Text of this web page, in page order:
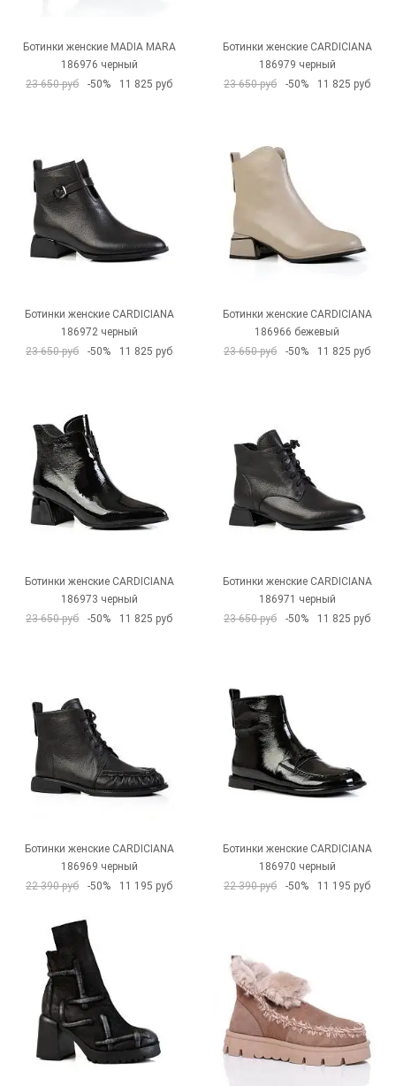
Ботинки женские MADIA MARA
186976 черный
23 650 руб
-50% 11 825 руб
Ботинки женские CARDICIANA
186979 черный
23 650 руб
-50% 11 825 руб
Ботинки женские CARDICIANA
186972 черный
23 650 руб
-50% 11 825 руб
Ботинки женские CARDICIANA
186966 бежевый
23 650 руб
-50% 11 825 руб
Ботинки женские CARDICIANA
186973 черный
23 650 руб
-50% 11 825 руб
Ботинки женские CARDICIANA
186971 черный
23 650 руб
-50% 11 825 руб
Ботинки женские CARDICIANA
186969 черный
22 390 руб
-50% 11 195 руб
Ботинки женские CARDICIANA
186970 черный
22 390 руб
-50% 11 195 руб